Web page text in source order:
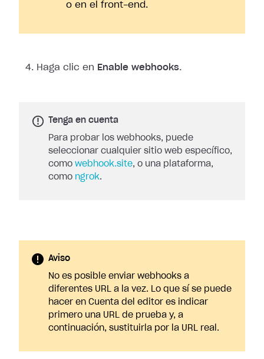
o en el front-end.
Haga clic en Enable webhooks.
Tenga en cuenta
Para probar los webhooks, puede
seleccionar cualquier sitio web específico,
como webhook.site, o una plataforma,
como ngrok.
Aviso
No es posible enviar webhooks a
diferentes URL a la vez. Lo que sí se puede
hacer en Cuenta del editor es indicar
primero una URL de prueba y, a
continuación, sustituirla por la URL real.